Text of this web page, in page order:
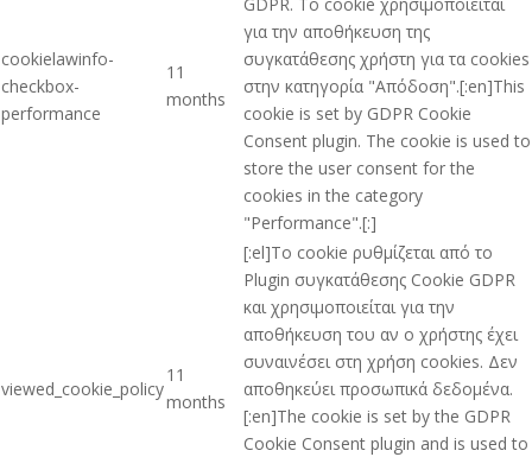
cookielawinfo-
checkbox-
performance
11
months
GDPR. Το cookie χρησιμοποιείται
για την αποθήκευση της
συγκατάθεσης χρήστη για τα cookies
στην κατηγορία "Απόδοση".[:en]This
cookie is set by GDPR Cookie
Consent plugin. The cookie is used to
store the user consent for the
cookies in the category
"Performance".[:]
viewed_cookie_policy
11
months
[:el]Το cookie ρυθμίζεται από το
Plugin συγκατάθεσης Cookie GDPR
και χρησιμοποιείται για την
αποθήκευση του αν ο χρήστης έχει
συναινέσει στη χρήση cookies. Δεν
αποθηκεύει προσωπικά δεδομένα.
[:en]The cookie is set by the GDPR
Cookie Consent plugin and is used to